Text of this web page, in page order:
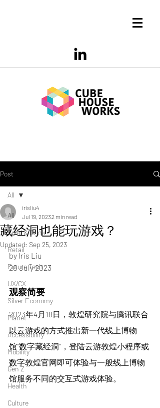
Post
All
Food & Drink
Retail
Future Tech
UX/CX
Silver Economy
Planet
Accessibility
Mobility
Gen Z
Health
Culture
All
藏经洞也能玩游戏？
irisliu4
Jul 19, 20232 min read
Updated: Sep 25, 2023
by Iris Liu
20 July 2023
观察简要
2023年4月18日，敦煌研究院与腾讯联合
以云游戏的方式推出新一代线上博物
馆“数字藏经洞”，登陆云游敦煌小程序或
数字敦煌官网即可体验与一般线上博物
馆服务不同的交互式游戏体验。